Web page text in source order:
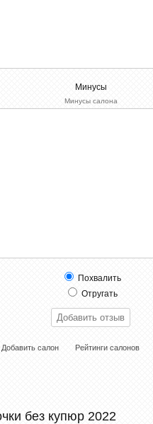
Минусы
Минусы салона
Похвалить
Отругать
Добавить салон Рейтинги салонов
без купюр 2022